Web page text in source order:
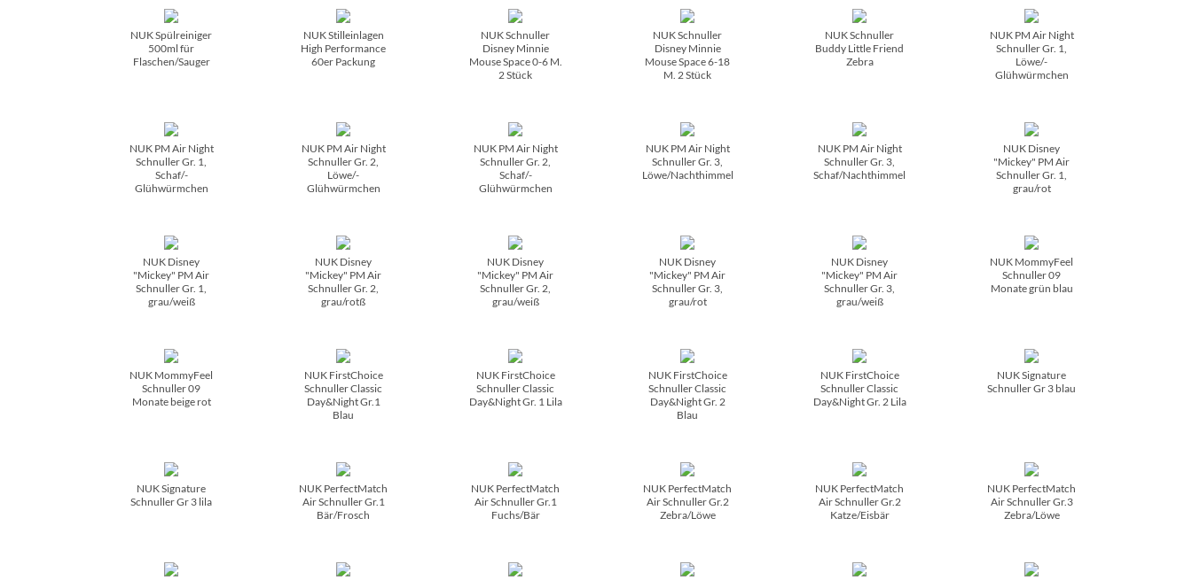
NUK Spülreiniger
500ml für
Flaschen/­Sauger
NUK Stilleinlagen
High Performance
60er Packung
NUK Schnuller
Disney Minnie
Mouse Space 0-6 M.
2 Stück
NUK Schnuller
Disney Minnie
Mouse Space 6-18
M. 2 Stück
NUK Schnuller
Buddy Little Friend
Zebra
NUK PM Air Night
Schnuller Gr. 1,
Löwe/­
Glühwürmchen
NUK PM Air Night
Schnuller Gr. 1,
Schaf/­
Glühwürmchen
NUK PM Air Night
Schnuller Gr. 2,
Löwe/­
Glühwürmchen
NUK PM Air Night
Schnuller Gr. 2,
Schaf/­
Glühwürmchen
NUK PM Air Night
Schnuller Gr. 3,
Löwe/­Nachthimmel
NUK PM Air Night
Schnuller Gr. 3,
Schaf/­Nachthimmel
NUK Disney
"Mickey" PM Air
Schnuller Gr. 1,
grau/­rot
NUK Disney
"Mickey" PM Air
Schnuller Gr. 1,
grau/­weiß
NUK Disney
"Mickey" PM Air
Schnuller Gr. 2,
grau/­rotß
NUK Disney
"Mickey" PM Air
Schnuller Gr. 2,
grau/­weiß
NUK Disney
"Mickey" PM Air
Schnuller Gr. 3,
grau/­rot
NUK Disney
"Mickey" PM Air
Schnuller Gr. 3,
grau/­weiß
NUK MommyFeel
Schnuller 09
Monate grün blau
NUK MommyFeel
Schnuller 09
Monate beige rot
NUK FirstChoice
Schnuller Classic
Day&Night Gr.1
Blau
NUK FirstChoice
Schnuller Classic
Day&Night Gr. 1 Lila
NUK FirstChoice
Schnuller Classic
Day&Night Gr. 2
Blau
NUK FirstChoice
Schnuller Classic
Day&Night Gr. 2 Lila
NUK Signature
Schnuller Gr 3 blau
NUK Signature
Schnuller Gr 3 lila
NUK PerfectMatch
Air Schnuller Gr.1
Bär/­Frosch
NUK PerfectMatch
Air Schnuller Gr.1
Fuchs/­Bär
NUK PerfectMatch
Air Schnuller Gr.2
Zebra/­Löwe
NUK PerfectMatch
Air Schnuller Gr.2
Katze/­Eisbär
NUK PerfectMatch
Air Schnuller Gr.3
Zebra/­Löwe